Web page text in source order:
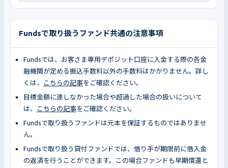
Fundsで取り扱うファンド共通の注意事項
Fundsでは、お客さま専用デポジット口座に入金する際の各金
融機関が定める振込手数料以外の手数料はかかりません。詳し
くは、
こちらの記事をご確認ください。
目標金額に達しなかった場合や超過した場合の扱いについて
は、
こちらの記事をご確認ください。
Fundsで取り扱うファンドは元本を保証するものではありませ
ん。
Fundsで取り扱う貸付ファンドでは、借り手が期限前に借入金
の返済を行うことができます。この場合ファンドも早期償還と